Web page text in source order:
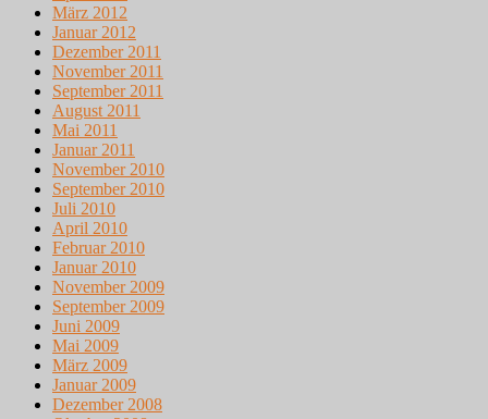
März 2012
Januar 2012
Dezember 2011
November 2011
September 2011
August 2011
Mai 2011
Januar 2011
November 2010
September 2010
Juli 2010
April 2010
Februar 2010
Januar 2010
November 2009
September 2009
Juni 2009
Mai 2009
März 2009
Januar 2009
Dezember 2008